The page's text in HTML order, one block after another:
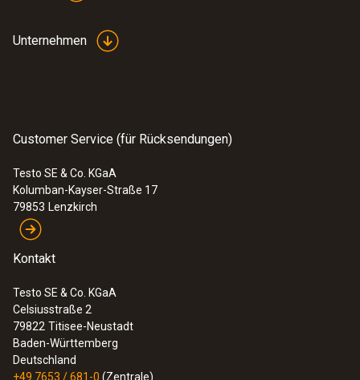
Unternehmen
Customer Service (für Rücksendungen)
Testo SE & Co. KGaA
Kolumban-Kayser-Straße 17
79853 Lenzkirch
Kontakt
Testo SE & Co. KGaA
Celsiusstraße 2
79822 Titisee-Neustadt
Baden-Württemberg
Deutschland
+49 7653 / 681-0 (Zentrale)